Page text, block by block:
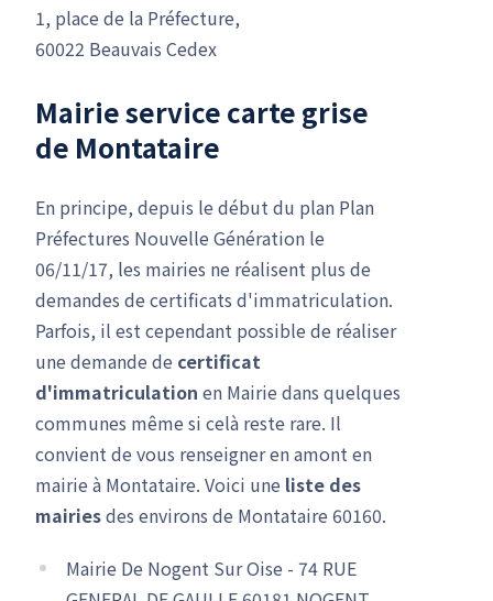
1, place de la Préfecture,
60022 Beauvais Cedex
Mairie service carte grise
de Montataire
En principe, depuis le début du plan Plan
Préfectures Nouvelle Génération le
06/11/17, les mairies ne réalisent plus de
demandes de certificats d'immatriculation.
Parfois, il est cependant possible de réaliser
une demande de certificat
d'immatriculation en Mairie dans quelques
communes même si celà reste rare. Il
convient de vous renseigner en amont en
mairie à Montataire. Voici une liste des
mairiesdes environs de Montataire 60160.
Mairie De Nogent Sur Oise - 74 RUE